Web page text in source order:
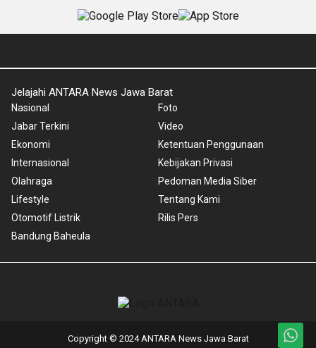
Jelajahi ANTARA News Jawa Barat
Nasional
Jabar Terkini
Ekonomi
Internasional
Olahraga
Lifestyle
Otomotif Listrik
Bandung Baheula
Foto
Video
Ketentuan Penggunaan
Kebijakan Privasi
Pedoman Media Siber
Tentang Kami
Rilis Pers
Copyright © 2024 ANTARA News Jawa Barat